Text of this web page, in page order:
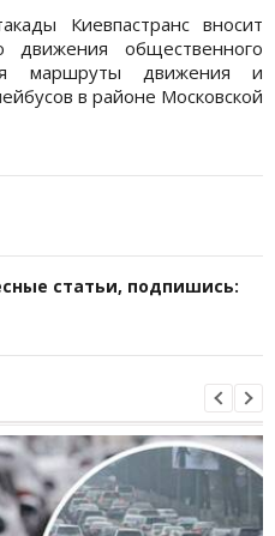
Киевпастранс вносит
движения общественного
маршруты движения и
в районе Московской
статьи, подпишись: